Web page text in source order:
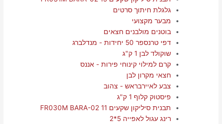
גלגלת חיתוך סרטים
מבער מקצועי
בוטנים מולבנים חצאים
דפי טרנספר 50 יחידות - מנדלברג
שוקולד לבן 1 ק"ג
קרם למילוי קינוחי פירות - אננס
חצאי מקרון לבן
צבע לאיירבראש - צהוב
פיסטוק קלוף 1 ק"ג
תבנית סיליקון שקעים FR030M BARA-02 11
רינג עגול לאפייה 5*2